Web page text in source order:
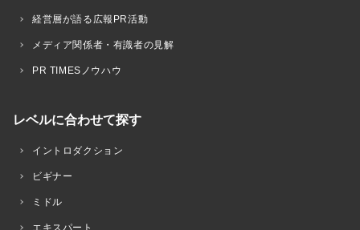
経営層が語る広報PR活動
メディア関係者・有識者の見解
PR TIMESノウハウ
レベルに合わせて探す
イントロダクション
ビギナー
ミドル
エキスパート